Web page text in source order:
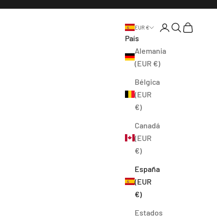
EUR €
País
Alemania
(EUR €)
Bélgica
(EUR
€)
Canadá
(EUR
€)
España
(EUR
€)
Estados
Abrir página de
AbrirAbrir